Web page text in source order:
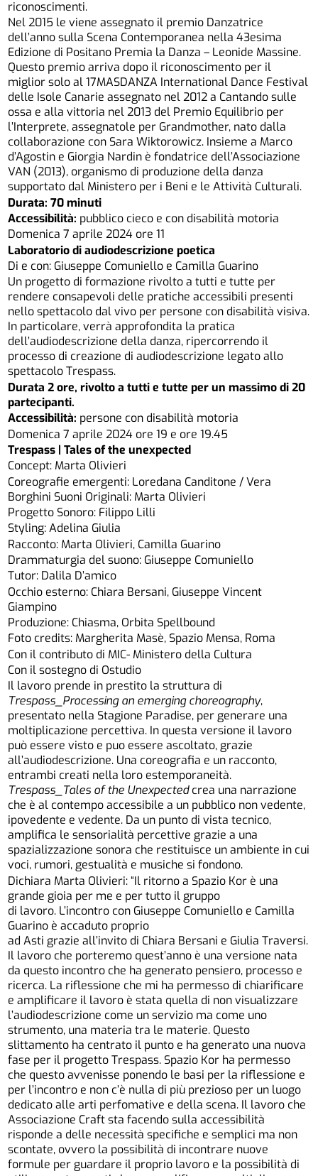
riconoscimenti.
Nel 2015 le viene assegnato il premio Danzatrice
dell’anno sulla Scena Contemporanea nella 43esima
Edizione di Positano Premia la Danza – Leonide Massine.
Questo premio arriva dopo il riconoscimento per il
miglior solo al 17MASDANZA International Dance Festival
delle Isole Canarie assegnato nel 2012 a Cantando sulle
ossa e alla vittoria nel 2013 del Premio Equilibrio per
l’Interprete, assegnatole per Grandmother, nato dalla
collaborazione con Sara Wiktorowicz. Insieme a Marco
d’Agostin e Giorgia Nardin è fondatrice dell’Associazione
VAN (2013), organismo di produzione della danza
supportato dal Ministero per i Beni e le Attività Culturali.
Durata: 70 minuti
Accessibilità: pubblico cieco e con disabilità motoria
Domenica 7 aprile 2024 ore 11
Laboratorio di audiodescrizione poetica
Di e con: Giuseppe Comuniello e Camilla Guarino
Un progetto di formazione rivolto a tutti e tutte per
rendere consapevoli delle pratiche accessibili presenti
nello spettacolo dal vivo per persone con disabilità visiva.
In particolare, verrà approfondita la pratica
dell’audiodescrizione della danza, ripercorrendo il
processo di creazione di audiodescrizione legato allo
spettacolo Trespass.
Durata 2 ore, rivolto a tutti e tutte per un massimo di 20
partecipanti.
Accessibilità: persone con disabilità motoria
Domenica 7 aprile 2024 ore 19 e ore 19.45
Trespass | Tales of the unexpected
Concept: Marta Olivieri
Coreografie emergenti: Loredana Canditone / Vera
Borghini Suoni Originali: Marta Olivieri
Progetto Sonoro: Filippo Lilli
Styling: Adelina Giulia
Racconto: Marta Olivieri, Camilla Guarino
Drammaturgia del suono: Giuseppe Comuniello
Tutor: Dalila D’amico
Occhio esterno: Chiara Bersani, Giuseppe Vincent
Giampino
Produzione: Chiasma, Orbita Spellbound
Foto credits: Margherita Masè, Spazio Mensa, Roma
Con il contributo di MIC- Ministero della Cultura
Con il sostegno di Ostudio
Il lavoro prende in prestito la struttura di
Trespass_Processing an emerging choreography,
presentato nella Stagione Paradise, per generare una
moltiplicazione percettiva. In questa versione il lavoro
può essere visto e puo essere ascoltato, grazie
all’audiodescrizione. Una coreografia e un racconto,
entrambi creati nella loro estemporaneità.
Trespass_Tales of the Unexpectedcrea una narrazione
che è al contempo accessibile a un pubblico non vedente,
ipovedente e vedente. Da un punto di vista tecnico,
amplifica le sensorialità percettive grazie a una
spazializzazione sonora che restituisce un ambiente in cui
voci, rumori, gestualità e musiche si fondono.
Dichiara Marta Olivieri: “Il ritorno a Spazio Kor è una
grande gioia per me e per tutto il gruppo
di lavoro. L’incontro con Giuseppe Comuniello e Camilla
Guarino è accaduto proprio
ad Asti grazie all’invito di Chiara Bersani e Giulia Traversi.
Il lavoro che porteremo quest’anno è una versione nata
da questo incontro che ha generato pensiero, processo e
ricerca. La riflessione che mi ha permesso di chiarificare
e amplificare il lavoro è stata quella di non visualizzare
l’audiodescrizione come un servizio ma come uno
strumento, una materia tra le materie. Questo
slittamento ha centrato il punto e ha generato una nuova
fase per il progetto Trespass. Spazio Kor ha permesso
che questo avvenisse ponendo le basi per la riflessione e
per l’incontro e non c’è nulla di più prezioso per un luogo
dedicato alle arti perfomative e della scena. Il lavoro che
Associazione Craft sta facendo sulla accessibilità
risponde a delle necessità specifiche e semplici ma non
scontate, ovvero la possibilità di incontrare nuove
formule per guardare il proprio lavoro e la possibilità di